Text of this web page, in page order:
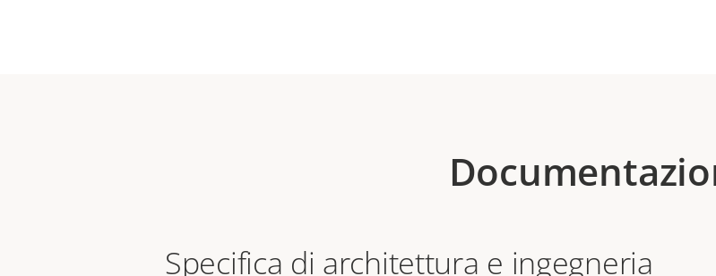
Specifica di architettura e ingegneria